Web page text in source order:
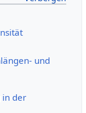
und
in der